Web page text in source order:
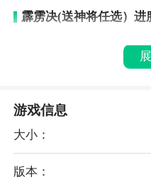
霹雳决(送神将任选）进
★上线就送SVIP9、
★登录就送神将任选箱，
★无限铜钱特权免费开启
★升级送万元真充，海量
★百万元宝登录免费领取
游戏信息
大小：
版本：